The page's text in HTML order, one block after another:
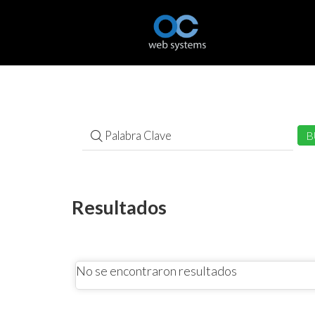
Resultados
No se encontraron resultados